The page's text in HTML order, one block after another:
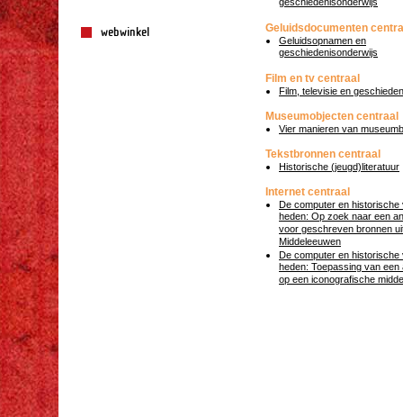
webwinkel
geschiedenisonderwijs
Geluidsdocumenten
Geluidsopnamen en
geschiedenisonderwijs
Film en tv centraal
Film, televisie en
Museumobjecten centraal
Vier manieren van
Tekstbronnen centraal
Historische (jeugd)literatuur
Internet centraal
De computer en
heden: Op zoek naar een
voor geschreven bronnen
Middeleeuwen
De computer en
heden: Toepassing van
op een iconografische